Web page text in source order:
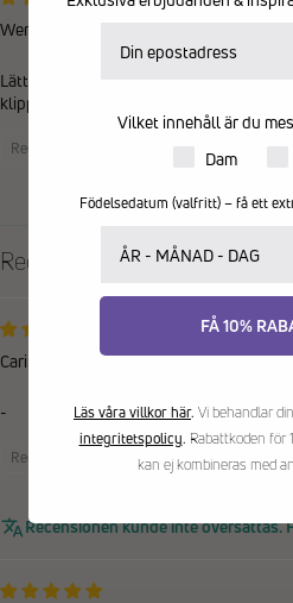
Wera
Lätt och behändig. Men man måste vara
klippa med den
Recensioner samlade från en annan provider
Recensioner på andra språk
Carin
-
Recensioner samlade från en annan provider
Recensionen kunde inte översättas.
Vilket innehåll är du
Produkter för
Dam
Födelsedatum (valfritt) – få ett
FÅ 10%
Läs våra villkor här. Vi behandlar
integritetspolicy. Rabattkoden för
kan ej kombineras med